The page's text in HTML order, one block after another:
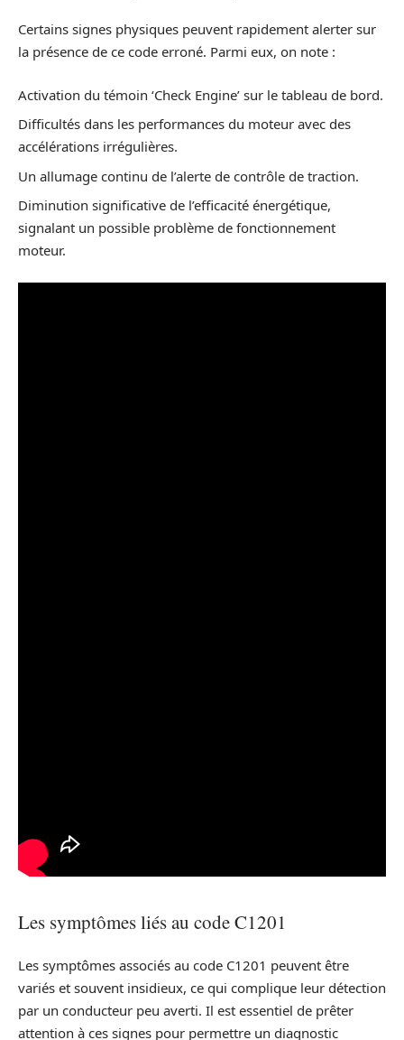
Certains signes physiques peuvent rapidement alerter sur
la présence de ce code erroné. Parmi eux, on note :
Activation du témoin ‘Check Engine’ sur le tableau de bord.
Difficultés dans les performances du moteur avec des
accélérations irrégulières.
Un allumage continu de l’alerte de contrôle de traction.
Diminution significative de l’efficacité énergétique,
signalant un possible problème de fonctionnement
moteur.
Les symptômes liés au code C1201
Les symptômes associés au code C1201 peuvent être
variés et souvent insidieux, ce qui complique leur détection
par un conducteur peu averti. Il est essentiel de prêter
attention à ces signes pour permettre un diagnostic